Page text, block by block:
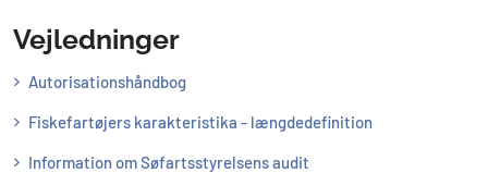
Vejledninger
Autorisationshåndbog
Fiskefartøjers karakteristika - længdedefinition
Information om Søfartsstyrelsens audit